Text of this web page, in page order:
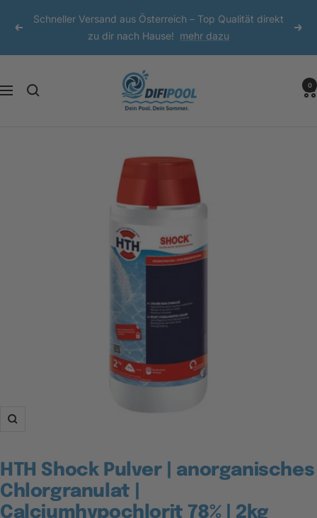
zum
Zurück
Schneller Versand aus Österreich – Top Qualität direkt
zu dir nach Hause! mehr dazu
Navigation
0
Zoom
HTH Shock Pulver | anorganisches
Chlorgranulat |
Calciumhypochlorit 78% | 2kg